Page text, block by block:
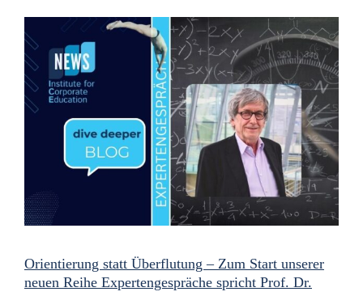
Orientierung statt Überflutung – Zum Start unserer
neuen Reihe Expertengespräche spricht Prof. Dr.